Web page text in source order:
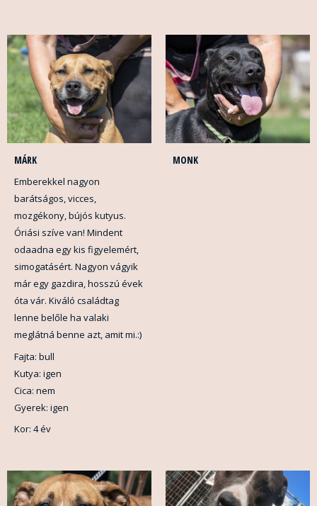
MÁRK
Emberekkel nagyon
barátságos, vicces,
mozgékony, bújós kutyus.
Óriási szíve van! Mindent
odaadna egy kis figyelemért,
simogatásért. Nagyon vágyik
már egy gazdira, hosszú évek
óta vár. Kiváló családtag
lenne belőle ha valaki
meglátná benne azt, amit mi.:)
Fajta: bull
Kutya: igen
Cica: nem
Gyerek: igen
Kor: 4 év
MONK